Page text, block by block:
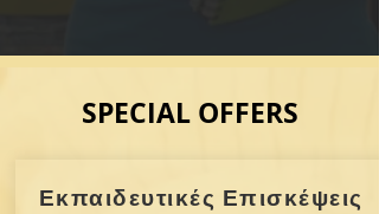
SPECIAL OFFERS
Εκπαιδευτικές Επισκέψεις